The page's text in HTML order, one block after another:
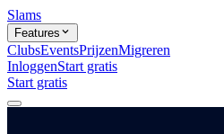
Slams
Features
ClubsEventsPrijzenMigreren
InloggenStart gratis
Start gratis